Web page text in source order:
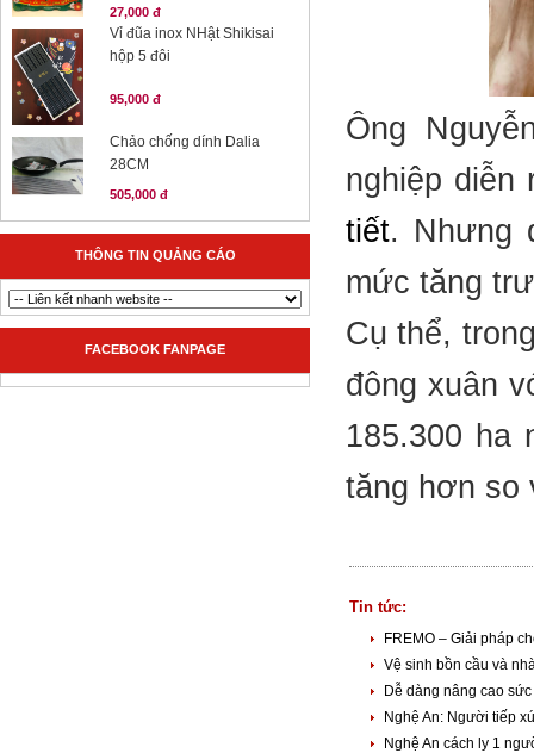
27,000 đ
Vỉ đũa inox NHật Shikisai
hộp 5 đôi
95,000 đ
Chảo chống dính Dalia
28CM
505,000 đ
THÔNG TIN QUẢNG CÁO
FACEBOOK FANPAGE
Ông
nghiệp
tiết. Nhưng
mức tăng
Cụ thể,
đông xuân
185.300 ha
tăng hơn so
Tin tức:
FREMO – Giải pháp
Vệ sinh bồn cầu và
Dễ dàng nâng cao
Nghệ An: Người tiếp
Nghệ An cách ly 1